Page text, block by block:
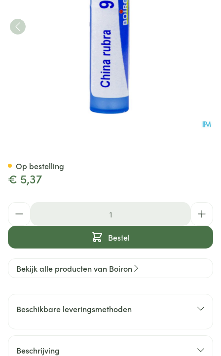
€ 5,37
Bestel
Op bestelling
Bekijk alle producten van Boiron
Beschikbare leveringsmethoden
Beschrijving